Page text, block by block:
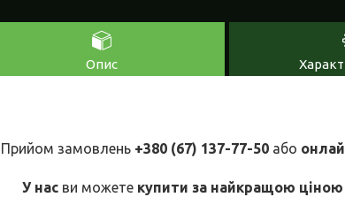
Опис
Прийом замовлень +380 (67) 137-77-50 або
У нас ви можете купити за найкращою ціною